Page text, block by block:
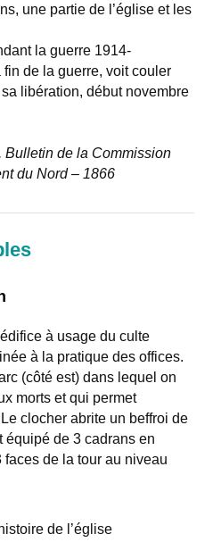
une partie de l’église et les
la guerre 1914-
fin de la guerre, voit couler
libération, début novembre
Bulletin de la Commission
du Nord – 1866
à usage du culte
à la pratique des offices.
(côté est) dans lequel on
morts et qui permet
clocher abrite un beffroi de
équipé de 3 cadrans en
de la tour au niveau
de l’église